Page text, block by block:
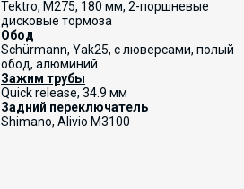
Tektro, M275, 180 мм, 2-поршневые
дисковые тормоза
Обод
Schürmann, Yak25, с люверсами, полый
обод, алюминий
Зажим трубы
Quick release, 34.9 мм
Задний переключатель
Shimano, Alivio M3100